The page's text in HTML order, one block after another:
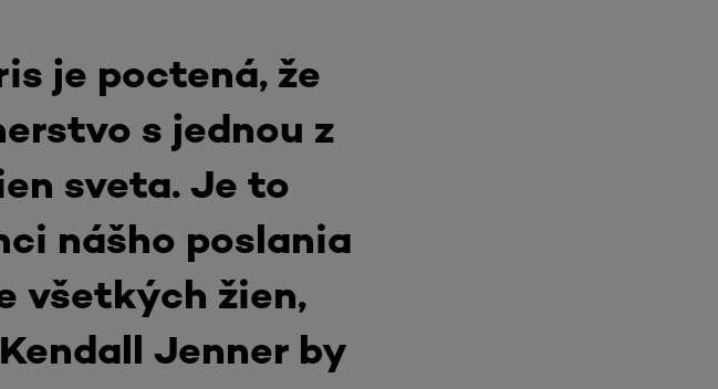
je poctená, že
s jednou z
sveta. Je to
nášho poslania
všetkých žien,
Jenner by